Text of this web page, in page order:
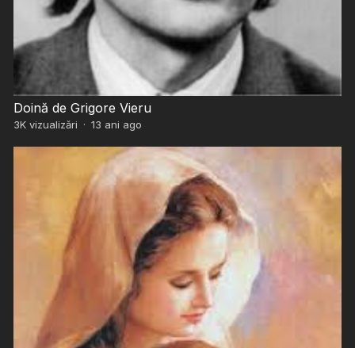
Doină de Grigore Vieru
3Kvizualizări · 13 ani ago